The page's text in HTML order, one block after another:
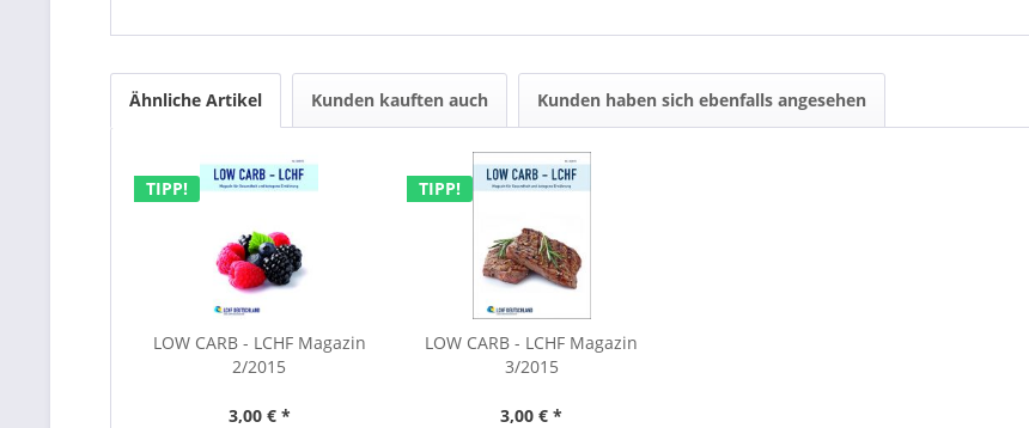
Ähnliche Artikel Kunden kauften auch Kunden haben sich ebenfalls angesehen
TIPP!
LOW CARB - LCHF Magazin
2/2015
3,00 € *
TIPP!
LOW CARB - LCHF Magazin
3/2015
3,00 € *